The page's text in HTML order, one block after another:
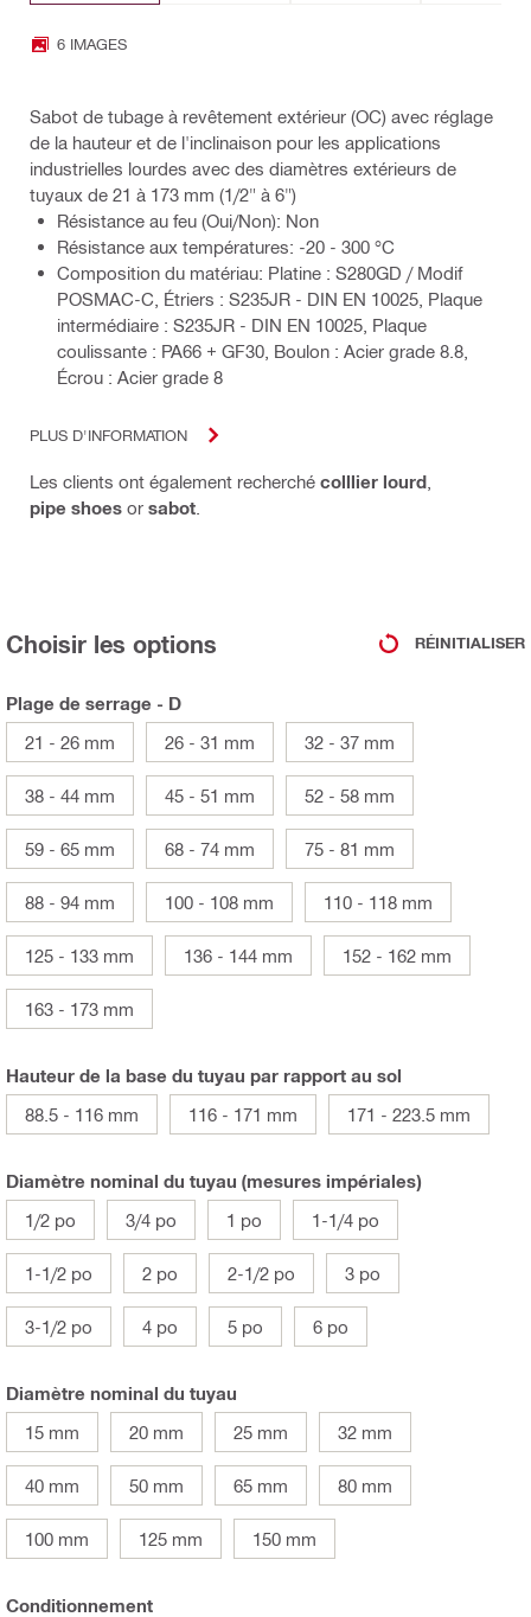
6 IMAGES
Sabot de tubage à revêtement extérieur (OC) avec réglage
de la hauteur et de l'inclinaison pour les applications
industrielles lourdes avec des diamètres extérieurs de
tuyaux de 21 à 173 mm (1/2" à 6")
Résistance au feu (Oui/Non): Non
Résistance aux températures: -20 - 300 °C
Composition du matériau: Platine : S280GD / Modif
POSMAC-C, Étriers : S235JR - DIN EN 10025, Plaque
intermédiaire : S235JR - DIN EN 10025, Plaque
coulissante : PA66 + GF30, Boulon : Acier grade 8.8,
Écrou : Acier grade 8
PLUS D'INFORMATION
Les clients ont également recherché colllier lourd
pipe shoes or sabot
Choisir les options RÉINITIALISER
Plage de serrage - D
21 - 26 mm
26 - 31 mm 32 - 37 mm
38 - 44 mm 45 - 51 mm 52 - 58 mm
59 - 65 mm 68 - 74 mm 75 - 81 mm
88 - 94 mm 100 - 108 mm 110 - 118 mm
125 - 133 mm 136 - 144 mm 152 - 162 mm
163 - 173 mm
Hauteur de la base du tuyau par rapport au sol
88.5 - 116 mm
116 - 171 mm 171 - 223.5 mm
Diamètre nominal du tuyau (mesures impériales)
1/2 po
3/4 po 1 po 1-1/4 po
1-1/2 po 2 po 2-1/2 po 3 po
3-1/2 po 4 po 5 po 6 po
Diamètre nominal du tuyau
15 mm
20 mm 25 mm 32 mm
40 mm 50 mm 65 mm 80 mm
100 mm 125 mm 150 mm
Conditionnement